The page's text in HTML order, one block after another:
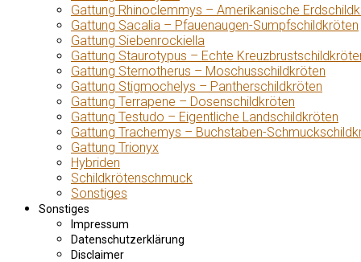
Gattung Rhinoclemmys – Amerikanische
Gattung Sacalia – Pfauenaugen-Sumpfschildkröten
Gattung Siebenrockiella
Gattung Staurotypus – Echte
Gattung Sternotherus – Moschusschildkröten
Gattung Stigmochelys – Pantherschildkröten
Gattung Terrapene – Dosenschildkröten
Gattung Testudo – Eigentliche Landschildkröten
Gattung Trachemys – Buchstaben-
Gattung Trionyx
Hybriden
Schildkrötenschmuck
Sonstiges
Sonstiges
Impressum
Datenschutzerklärung
Disclaimer